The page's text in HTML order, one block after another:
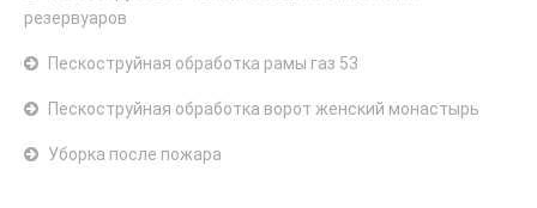
резервуаров
Пескоструйная обработка рамы газ 53
Пескоструйная обработка ворот женский монастырь
Уборка после пожара